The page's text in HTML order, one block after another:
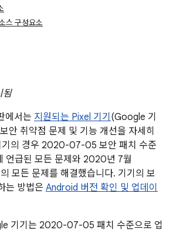
스 구성요소
됨
에서는 지원되는 Pixel 기기 (Google 기
안 취약점 문제 및 기능 개선을 자세히
의 경우 2020-07-05 보안 패치 수준
언급된 모든 문제와 2020년 7월
모든 문제를 해결했습니다. 기기의 보
는 방법은 Android 버전 확인 및 업데이
기기는 2020-07-05 패치 수준으로 업